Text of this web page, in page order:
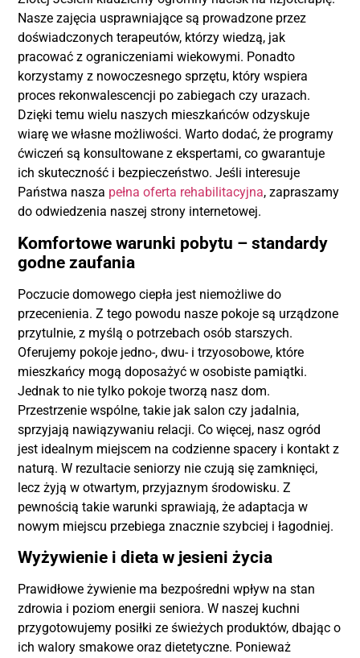
Nasze zajęcia usprawniające są prowadzone przez
doświadczonych terapeutów, którzy wiedzą, jak
pracować z ograniczeniami wiekowymi. Ponadto
korzystamy z nowoczesnego sprzętu, który wspiera
proces rekonwalescencji po zabiegach czy urazach.
Dzięki temu wielu naszych mieszkańców odzyskuje
wiarę we własne możliwości. Warto dodać, że programy
ćwiczeń są konsultowane z ekspertami, co gwarantuje
ich skuteczność i bezpieczeństwo. Jeśli interesuje
Państwa nasza pełna oferta rehabilitacyjna, zapraszamy
do odwiedzenia naszej strony internetowej.
Komfortowe warunki pobytu – standardy
godne zaufania
Poczucie domowego ciepła jest niemożliwe do
przecenienia. Z tego powodu nasze pokoje są urządzone
przytulnie, z myślą o potrzebach osób starszych.
Oferujemy pokoje jedno-, dwu- i trzyosobowe, które
mieszkańcy mogą doposażyć w osobiste pamiątki.
Jednak to nie tylko pokoje tworzą nasz dom.
Przestrzenie wspólne, takie jak salon czy jadalnia,
sprzyjają nawiązywaniu relacji. Co więcej, nasz ogród
jest idealnym miejscem na codzienne spacery i kontakt z
naturą. W rezultacie seniorzy nie czują się zamknięci,
lecz żyją w otwartym, przyjaznym środowisku. Z
pewnością takie warunki sprawiają, że adaptacja w
nowym miejscu przebiega znacznie szybciej i łagodniej.
Wyżywienie i dieta w jesieni życia
Prawidłowe żywienie ma bezpośredni wpływ na stan
zdrowia i poziom energii seniora. W naszej kuchni
przygotowujemy posiłki ze świeżych produktów, dbając o
ich walory smakowe oraz dietetyczne. Ponieważ